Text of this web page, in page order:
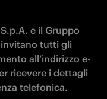
e il Gruppo
invitano tutti gli
all’indirizzo e-
ricevere i dettagli
telefonica.